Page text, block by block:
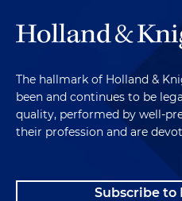
The hallmark of Holland &
been and continues to be
quality, performed by well-
their profession and are
Subscribe to